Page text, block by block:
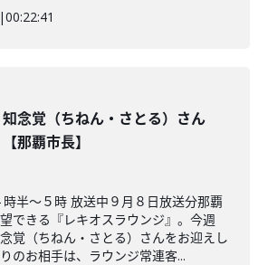
|00:22:41
知念覚（ちねん・さとる）さん
【那覇市長】
半～５時 放送中９月８日放送分那覇
できる『レキオスラウンジ』。今週
覚（ちねん・さとる）さんをお迎えし
のお相手は、ラウンジ常連客...